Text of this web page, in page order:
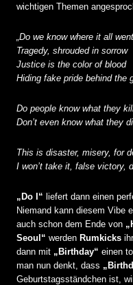
wichtigen Themen
„Do we know where it all
Tragedy, shrouded in sorrow
Justice is the color of blood
Hiding fake pride behind the
Do people know what they
Don’t even know what they
This is disaster, misery, for
I won’t take it, false victory,
„Do I“ liefert dann einen
Niemand kann diesem Vibe
auch schon dem Ende von
Seoul“ werden Rumkicks
dann mit „Birthday“ einen
man nun denkt, dass
Geburtstagsständchen ist,